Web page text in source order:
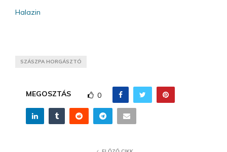
Halazin
SZÁSZPA HORGÁSZTÓ
MEGOSZTÁS 0